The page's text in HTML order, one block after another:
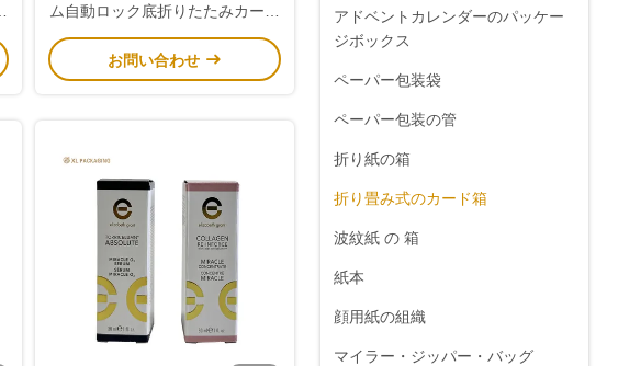
アドベントカレンダーのパッケー
ジボックス
ペーパー包装袋
ペーパー包装の管
折り紙の箱
折り畳み式のカード箱
波紋紙 の 箱
紙本
顔用紙の組織
マイラー・ジッパー・バッグ
ム自動ロック底折りたたみカート
ン
お問い合わせ